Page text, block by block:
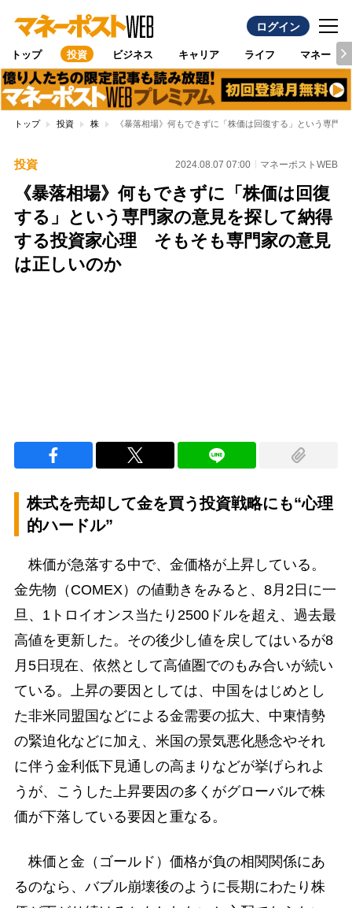
ログイン
トップ 投資 ビジネス キャリア ライフ マネー
トップ 投資 株 《暴落相場》何もできずに「株価は回復する」という専
投資 2024.08.07 07:00 マネーポストWEB
《暴落相場》何もできずに「株価は回復
する」という専門家の意見を探して納得
する投資家心理 そもそも専門家の意見
は正しいのか
株式を売却して金を買う投資戦略にも“心理
的ハードル”
株価が急落する中で、金価格が上昇している。
金先物（COMEX）の値動きをみると、8月2日に一
旦、1トロイオンス当たり2500ドルを超え、過去最
高値を更新した。その後少し値を戻してはいるが8
月5日現在、依然として高値圏でのもみ合いが続い
ている。上昇の要因としては、中国をはじめとし
た非米同盟国などによる金需要の拡大、中東情勢
の緊迫化などに加え、米国の景気悪化懸念やそれ
に伴う金利低下見通しの高まりなどが挙げられよ
うが、こうした上昇要因の多くがグローバルで株
価が下落している要因と重なる。
株価と金（ゴールド）価格が負の相関関係にあ
るのなら、バブル崩壊後のように長期にわたり株